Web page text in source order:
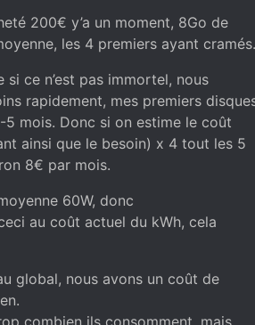
200€ y’a un moment, 8Go de
les 4 premiers ayant cramés.
ce n’est pas immortel, nous
rapidement, mes premiers
mois. Donc si on estime le coût
ainsi que le besoin) x 4 tout les 5
8€ par mois.
60W, donc
au coût actuel du kWh, cela
global, nous avons un coût de
combien ils consomment, mais